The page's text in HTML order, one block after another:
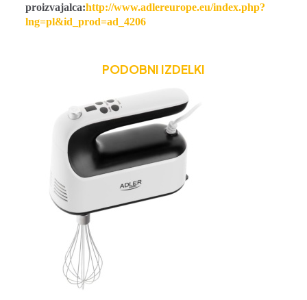
proizvajalca:http://www.adlereurope.eu/index.php?
lng=pl&id_prod=ad_4206
PODOBNI IZDELKI